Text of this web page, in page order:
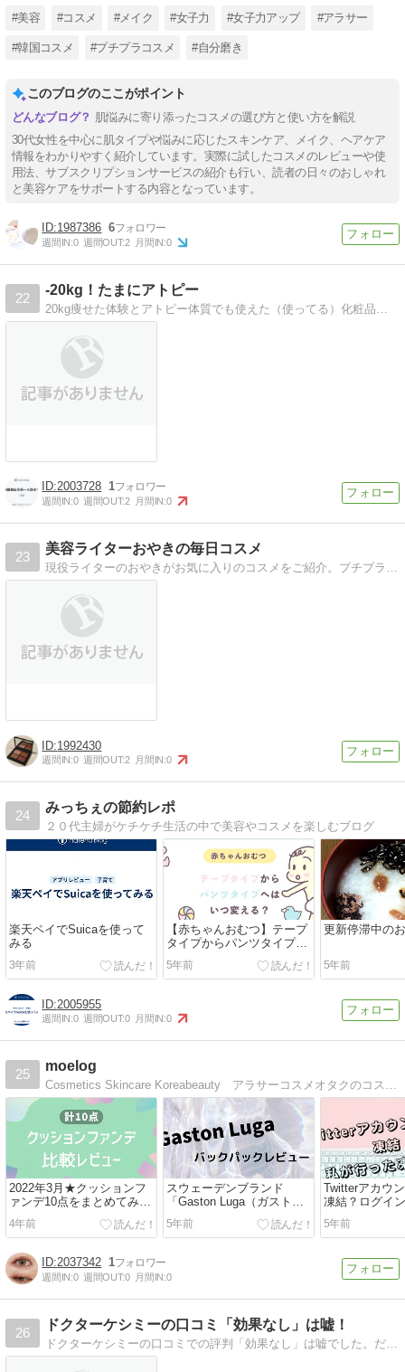
#美容 #コスメ #メイク #女子力 #女子力アップ #アラサー
#韓国コスメ #プチプラコスメ #自分磨き
このブログのここがポイント
肌悩みに寄り添ったコスメの選び方と使い方を解説
30代女性を中心に肌タイプや悩みに応じたスキンケア、メイク、ヘアケア
情報をわかりやすく紹介しています。実際に試したコスメのレビューや使
用法、サブスクリプションサービスの紹介も行い、読者の日々のおしゃれ
と美容ケアをサポートする内容となっています。
1987386 6
週間IN:0 週間OUT:2 月間IN:0
22
-20kg！たまにアトピー
20kg痩せた体験とアトピー体質でも使えた（使ってる）化粧品などのご紹介
2003728 1
週間IN:0 週間OUT:2 月間IN:0
23
美容ライターおやきの毎日コスメ
現役ライターのおやきがお気に入りのコスメをご紹介。プチプラからデパコス、韓国コスメや海外コスメまで様々なコスメについて日々語っています。
1992430
週間IN:0 週間OUT:2 月間IN:0
24
みっちぇの節約レポ
２０代主婦がケチケチ生活の中で美容やコスメを楽しむブログ
楽天ペイでSuicaを使って
みる
3年前
【赤ちゃんおむつ】テープ
タイプからパンツタイプへ
はいつから？
5年前
更新停滞中の
5年前
2005955
週間IN:0 週間OUT:0 月間IN:0
25
moelog
Cosmetics Skincare Koreabeauty アラサーコスメオタクのコスメブログ
2022年3月★クッションフ
ァンデ10点をまとめてみた
【おすすめ】
4年前
スウェーデンブランド
「Gaston Luga（ガストン
ルーガ）」バックパックを
レビュー！
5年前
Twitterアカウ
凍結？ログイ
った！解除方
月】
5年前
2037342 1
週間IN:0 週間OUT:0 月間IN:0
26
ドクターケシミーの口コミ「効果なし」は嘘！
ドクターケシミーの口コミでの評判「効果なし」は嘘でした。だって実際に効果を実感中です。